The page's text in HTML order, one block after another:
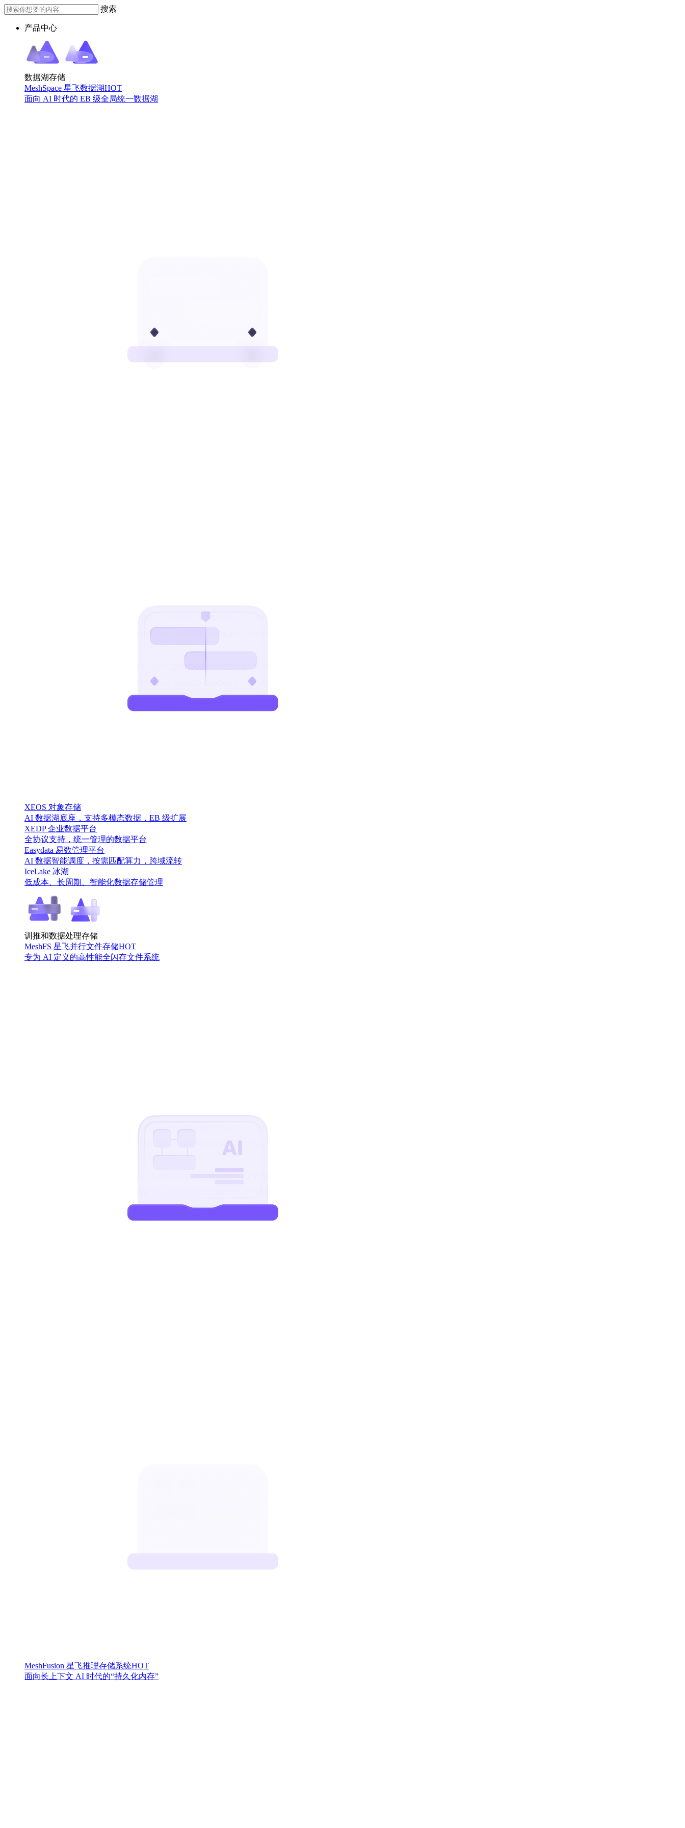
搜索
产品中心
数据湖存储
MeshSpace 星飞数据湖HOT
面向 AI 时代的 EB 级全局统一数据湖
XEOS 对象存储
AI 数据湖底座，支持多模态数据，EB 级扩展
XEDP 企业数据平台
全协议支持，统一管理的数据平台
Easydata 易数管理平台
AI 数据智能调度，按需匹配算力，跨域流转
IceLake 冰湖
低成本、长周期、智能化数据存储管理
训推和数据处理存储
MeshFS 星飞并行文件存储HOT
专为 AI 定义的高性能全闪存文件系统
MeshFusion 星飞推理存储系统HOT
面向长上下文 AI 时代的“持久化内存”